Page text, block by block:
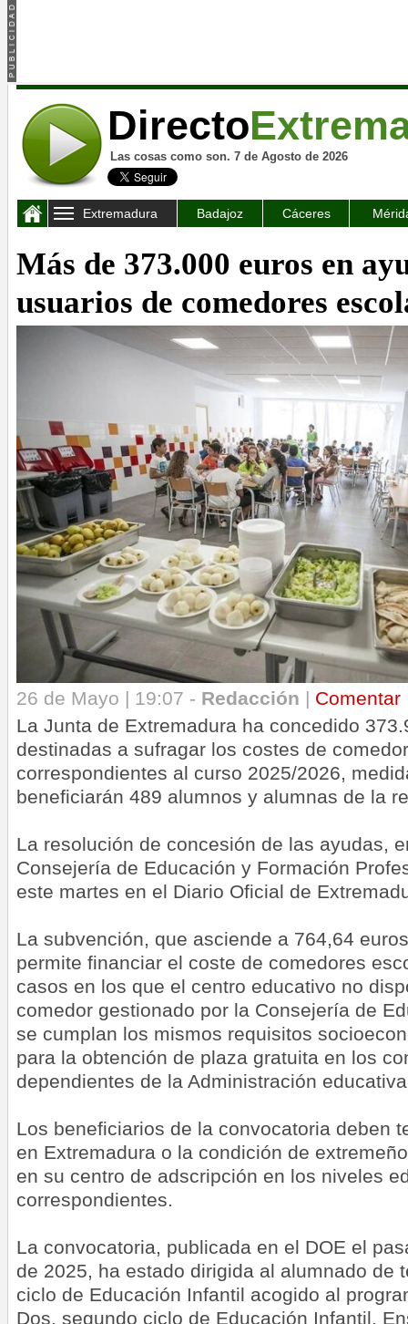
Directo
Las cosas como son. 7 de Agosto de 2026
Extremadura Badajoz Cáceres
Más de 373.000 euros en
usuarios de comedores
26 de Mayo | 19:07 - Redacción | Comentar
La Junta de Extremadura ha concedido
destinadas a sufragar los costes de
correspondientes al curso 2025/2026,
beneficiarán 489 alumnos y alumnas de la
La resolución de concesión de las ayudas,
Consejería de Educación y Formación
este martes en el Diario Oficial de
La subvención, que asciende a 764,64
permite financiar el coste de comedores
casos en los que el centro educativo no
comedor gestionado por la Consejería de
se cumplan los mismos requisitos
para la obtención de plaza gratuita en los
dependientes de la Administración
Los beneficiarios de la convocatoria deben
en Extremadura o la condición de
en su centro de adscripción en los niveles
correspondientes.
La convocatoria, publicada en el DOE el
de 2025, ha estado dirigida al alumnado de
ciclo de Educación Infantil acogido al
Dos, segundo ciclo de Educación Infantil,